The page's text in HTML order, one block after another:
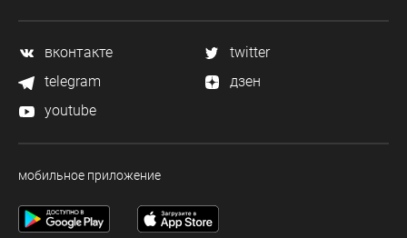
вконтакте
twitter
telegram
дзен
youtube
мобильное приложение